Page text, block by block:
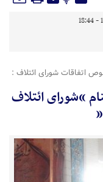
اتفاقات شورای ائتلاف :
“شورای ائتلاف